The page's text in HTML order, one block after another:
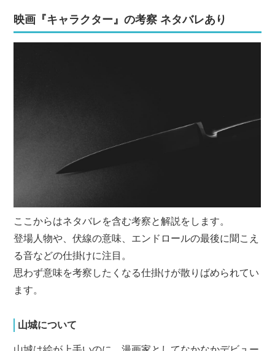
映画『キャラクター』の考察 ネタバレあり
ここからはネタバレを含む考察と解説をします。
登場人物や、伏線の意味、エンドロールの最後に聞こえ
る音などの仕掛けに注目。
思わず意味を考察したくなる仕掛けが散りばめられてい
ます。
山城について